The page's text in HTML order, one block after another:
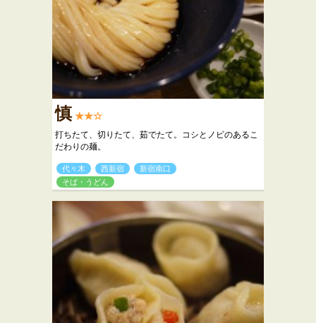
慎 ★★☆
打ちたて、切りたて、茹でたて。コシとノビのあるこ
だわりの麺。
代々木 西新宿
新宿南口
そば・うどん